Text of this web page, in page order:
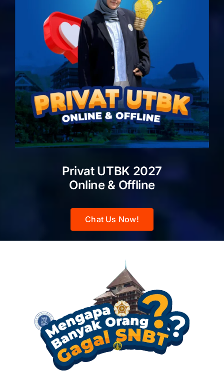
Privat UTBK 2027
Online & Offline
Chat Us Now!